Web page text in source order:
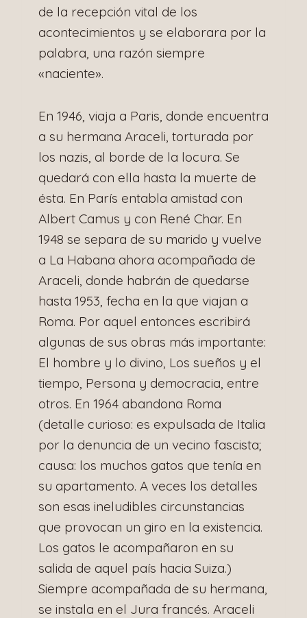
de la recepción vital de los
acontecimientos y se elaborara por la
palabra, una razón siempre
«naciente».
En 1946, viaja a Paris, donde encuentra
a su hermana Araceli, torturada por
los nazis, al borde de la locura. Se
quedará con ella hasta la muerte de
ésta. En París entabla amistad con
Albert Camus y con René Char. En
1948 se separa de su marido y vuelve
a La Habana ahora acompañada de
Araceli, donde habrán de quedarse
hasta 1953, fecha en la que viajan a
Roma. Por aquel entonces escribirá
algunas de sus obras más importante:
El hombre y lo divino, Los sueños y el
tiempo, Persona y democracia, entre
otros. En 1964 abandona Roma
(detalle curioso: es expulsada de Italia
por la denuncia de un vecino fascista;
causa: los muchos gatos que tenía en
su apartamento. A veces los detalles
son esas ineludibles circunstancias
que provocan un giro en la existencia.
Los gatos le acompañaron en su
salida de aquel país hacia Suiza.)
Siempre acompañada de su hermana,
se instala en el Jura francés. Araceli